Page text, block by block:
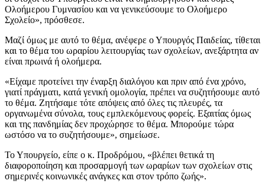
Ολοήμερου Γυμνασίου και να γενικεύσουμε το Ολοήμερο
Σχολείο», πρόσθεσε.
Μαζί όμως με αυτό το θέμα, ανέφερε ο Υπουργός Παιδείας, τίθεται
και το θέμα του ωραρίου λειτουργίας των σχολείων, ανεξάρτητα αν
είναι πρωινά ή ολοήμερα.
«Είχαμε προτείνει την έναρξη διαλόγου και πριν από ένα χρόνο,
γιατί πράγματι, κατά γενική ομολογία, πρέπει να συζητήσουμε αυτό
το θέμα. Ζητήσαμε τότε απόψεις από όλες τις πλευρές, τα
οργανωμένα σύνολα, τους εμπλεκόμενους φορείς. Εξαιτίας όμως
και της πανδημίας δεν προχώρησε το θέμα. Μπορούμε τώρα
ωστόσο να το συζητήσουμε», σημείωσε.
Το Υπουργείο, είπε ο κ. Προδρόμου, «βλέπει θετικά τη
διαφοροποίηση και προσαρμογή των ωραρίων των σχολείων στις
σημερινές κοινωνικές ανάγκες και στον τρόπο ζωής».